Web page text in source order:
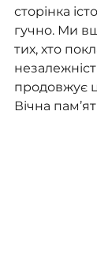
сторінка
гучно. Ми
тих, хто
продовжує
Вічна